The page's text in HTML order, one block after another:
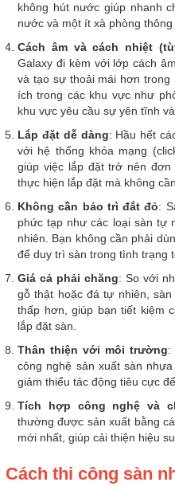
không hút nước giúp nhanh
nước và một ít xà phòng thông
Cách âm và cách nhiệt
Galaxy đi kèm với lớp cách
và tạo sự thoải mái hơn
ích trong các khu vực như
khu vực yêu cầu sự yên tĩnh
Lắp đặt dễ dàng: Hầu hết
với hệ thống khóa mạng
giúp việc lắp đặt trở nên
thực hiện lắp đặt mà không
Không cần bảo trì đắt đỏ:
phức tạp như các loại sàn tự
nhiên. Bạn không cần phải
để duy trì sàn trong tình trạng
Giá cả phải chăng: So với
gỗ thật hoặc đá tự nhiên,
thấp hơn, giúp bạn tiết kiệm
lắp đặt sàn.
Thân thiện với môi trường:
công nghệ sản xuất sàn
giảm thiểu tác động tiêu cực
Tích hợp công nghệ và
thường được sản xuất bằng
mới nhất, giúp cải thiện hiệu
Cách thi công sàn